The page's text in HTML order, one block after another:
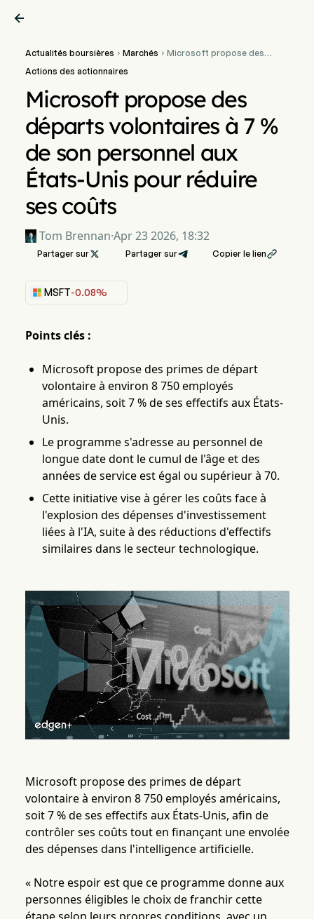

Actualités boursières  Marchés  Microsoft propose des
ses coûts
Actions des actionnaires
Microsoft propose des
départs volontaires à 7 %
de son personnel aux
États-Unis pour réduire
ses coûts
Tom Brennan·Apr 23 2026, 18:32
Partager sur Partager sur Copier le lien
MSFT-0.08%
Points clés :
Microsoft propose des primes de départ
volontaire à environ 8 750 employés
américains, soit 7 % de ses effectifs aux États-
Unis.
Le programme s'adresse au personnel de
longue date dont le cumul de l'âge et des
années de service est égal ou supérieur à 70.
Cette initiative vise à gérer les coûts face à
l'explosion des dépenses d'investissement
liées à l'IA, suite à des réductions d'effectifs
similaires dans le secteur technologique.
Microsoft propose des primes de départ
volontaire à environ 8 750 employés américains,
soit 7 % de ses effectifs aux États-Unis, afin de
contrôler ses coûts tout en finançant une envolée
des dépenses dans l'intelligence artificielle.
« Notre espoir est que ce programme donne aux
personnes éligibles le choix de franchir cette